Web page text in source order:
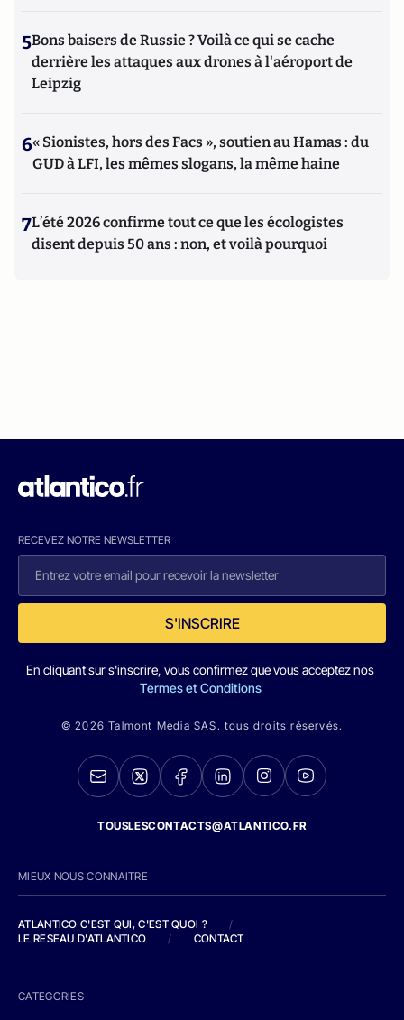
5Bons baisers de Russie ? Voilà ce qui se cache
derrière les attaques aux drones à l'aéroport de
Leipzig
6« Sionistes, hors des Facs », soutien au Hamas : du
GUD à LFI, les mêmes slogans, la même haine
7L’été 2026 confirme tout ce que les écologistes
disent depuis 50 ans : non, et voilà pourquoi
RECEVEZ NOTRE NEWSLETTER
S'INSCRIRE
En cliquant sur s'inscrire, vous confirmez que vous acceptez nos
Termes et Conditions
© 2026 Talmont Media SAS. tous droits réservés.
TOUSLESCONTACTS@ATLANTICO.FR
MIEUX NOUS CONNAITRE
ATLANTICO C'EST QUI, C'EST QUOI ?
/
LE RESEAU D'ATLANTICO
/ CONTACT
CATEGORIES